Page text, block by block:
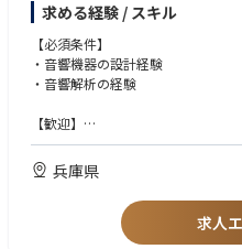
・スピーカーをはじめとした音響製
・試作、評価、検証、製品化まで
・製品ごとに編成されるプロジェ
・関係部門と連携した仕様検討や技
※入社後は、車両系新製品開発プ
【業界トップシェア製品の開発に
同社はFA機器に付随する「表示灯
を誇り、パトカーの回転灯でも圧
外にも欧州・アジアを中心にグロ
求める経験 / スキル
【必須条件】
・音響機器の設計経験
・音響解析の経験
【歓迎】
Ansys・COMSOL等のシミュレー
験 兵庫県
求人